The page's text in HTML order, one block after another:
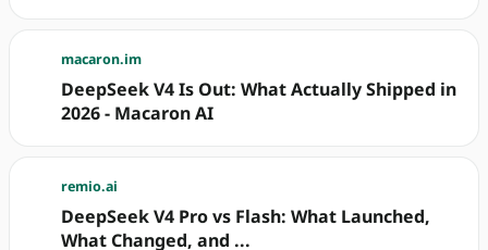
macaron.im
DeepSeek V4 Is Out: What Actually Shipped in
2026 - Macaron AI
remio.ai
DeepSeek V4 Pro vs Flash: What Launched,
What Changed, and ...